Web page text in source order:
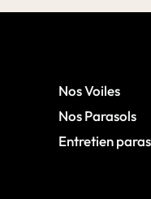
Nos Voiles
Nos Parasols
Entretien